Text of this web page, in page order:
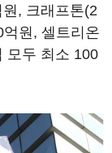
원, 크래프톤(2
억원, 셀트리온
모두 최소 100